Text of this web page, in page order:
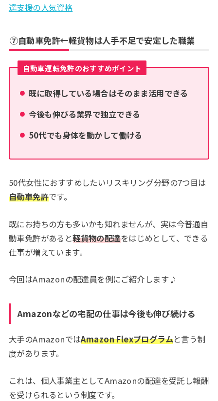
達支援の人気資格
⑦自動車免許←軽貨物は人手不足で安定した職業
自動車運転免許のおすすめポイント
既に取得している場合はそのまま活用できる
今後も伸びる業界で独立できる
50代でも身体を動かして働ける
50代女性におすすめしたいリスキリング分野の7つ目は
自動車免許です。
既にお持ちの方も多いかも知れませんが、実は今普通自
動車免許があると軽貨物の配達をはじめとして、できる
仕事が増えています。
今回はAmazonの配達員を例にご紹介します♪
Amazonなどの宅配の仕事は今後も伸び続ける
大手のAmazonではAmazon Flexプログラムと言う制
度があります。
これは、個人事業主としてAmazonの配達を受託し報酬
を受けられるという制度です。